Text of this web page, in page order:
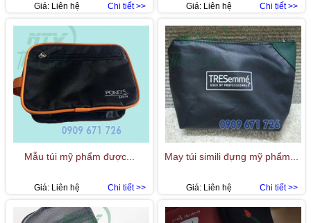
Chi tiết >>
Giá: Liên hệ Chi tiết >>
Giá: Liên hệ
Mẫu túi mỹ phẩm được...
Chi tiết >>
Giá: Liên hệ
May túi simili đựng mỹ phẩm...
Chi tiết >>
Giá: Liên hệ